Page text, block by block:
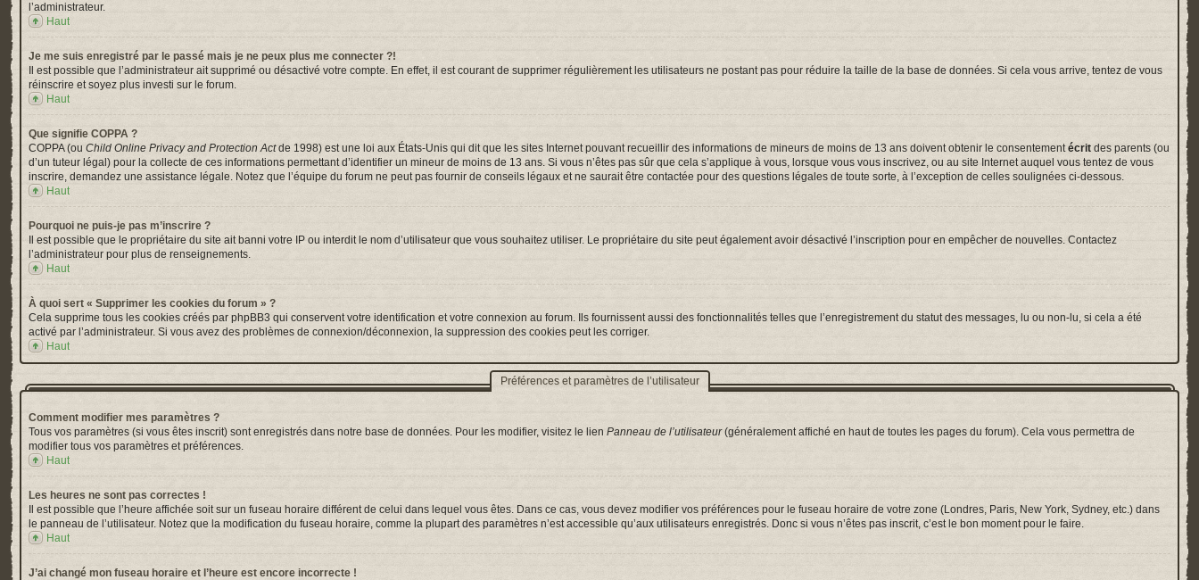
l’administrateur.
Haut
Je me suis enregistré par le passé mais je ne peux plus me connecter ?!
Il est possible que l’administrateur ait supprimé ou désactivé votre compte. En effet, il est courant de supprimer régulièrement les utilisateurs ne postant pas pour réduire la taille de la base de données. Si cela vous arrive, tentez de vous
réinscrire et soyez plus investi sur le forum.
Haut
Que signifie COPPA ?
COPPA (ou Child Online Privacy and Protection Actde 1998) est une loi aux États-Unis qui dit que les sites Internet pouvant recueillir des informations de mineurs de moins de 13 ans doivent obtenir le consentementécrit des parents (ou
d’un tuteur légal) pour la collecte de ces informations permettant d’identifier un mineur de moins de 13 ans. Si vous n’êtes pas sûr que cela s’applique à vous, lorsque vous vous inscrivez, ou au site Internet auquel vous tentez de vous
inscrire, demandez une assistance légale. Notez que l’équipe du forum ne peut pas fournir de conseils légaux et ne saurait être contactée pour des questions légales de toute sorte, à l’exception de celles soulignées ci-dessous.
Haut
Pourquoi ne puis-je pas m’inscrire ?
Il est possible que le propriétaire du site ait banni votre IP ou interdit le nom d’utilisateur que vous souhaitez utiliser. Le propriétaire du site peut également avoir désactivé l’inscription pour en empêcher de nouvelles. Contactez
l’administrateur pour plus de renseignements.
Haut
À quoi sert « Supprimer les cookies du forum » ?
Cela supprime tous les cookies créés par phpBB3 qui conservent votre identification et votre connexion au forum. Ils fournissent aussi des fonctionnalités telles que l’enregistrement du statut des messages, lu ou non-lu, si cela a été
activé par l’administrateur. Si vous avez des problèmes de connexion/déconnexion, la suppression des cookies peut les corriger.
Haut
Préférences et paramètres de l’utilisateur
Comment modifier mes paramètres ?
Tous vos paramètres (si vous êtes inscrit) sont enregistrés dans notre base de données. Pour les modifier, visitez le lien Panneau de l’utilisateur(généralement affiché en haut de toutes les pages du forum). Cela vous permettra de
modifier tous vos paramètres et préférences.
Haut
Les heures ne sont pas correctes !
Il est possible que l’heure affichée soit sur un fuseau horaire différent de celui dans lequel vous êtes. Dans ce cas, vous devez modifier vos préférences pour le fuseau horaire de votre zone (Londres, Paris, New York, Sydney, etc.) dans
le panneau de l’utilisateur. Notez que la modification du fuseau horaire, comme la plupart des paramètres n’est accessible qu’aux utilisateurs enregistrés. Donc si vous n’êtes pas inscrit, c’est le bon moment pour le faire.
Haut
J’ai changé mon fuseau horaire et l’heure est encore incorrecte !